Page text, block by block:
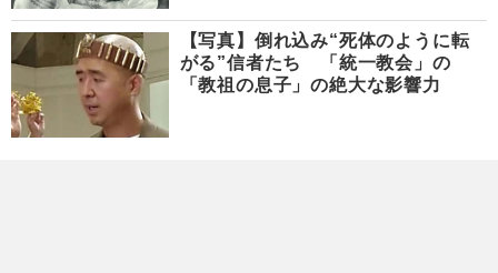
【写真】倒れ込み“死体のように転
がる”信者たち 「統一教会」の
「教祖の息子」の絶大な影響力